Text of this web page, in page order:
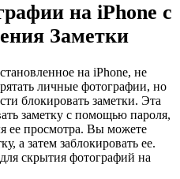
на iPhone с
Заметки
на iPhone, не
личные фотографии, но
блокировать заметки. Эта
заметку с помощью пароля,
ее просмотра. Вы можете
а затем заблокировать ее.
скрытия фотографий на